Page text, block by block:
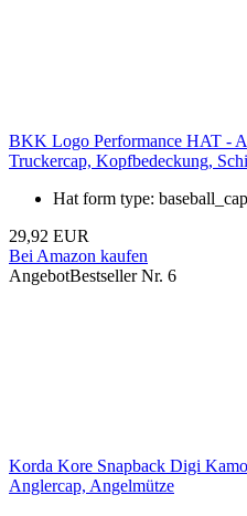
BKK Logo Performance HAT -
Truckercap, Kopfbedeckung,
Hat form type: baseball_cap
29,92 EUR
Bei Amazon kaufen
AngebotBestseller Nr. 6
Korda Kore Snapback Digi
Anglercap, Angelmütze